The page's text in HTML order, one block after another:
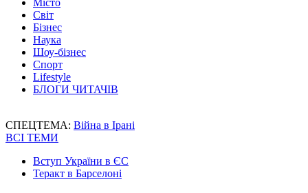
Місто
Світ
Бізнес
Наука
Шоу-бізнес
Спорт
Lifestyle
БЛОГИ ЧИТАЧІВ
СПЕЦТЕМА: Війна в Ірані
ВСІ ТЕМИ
Вступ України в ЄС
Теракт в Барселоні